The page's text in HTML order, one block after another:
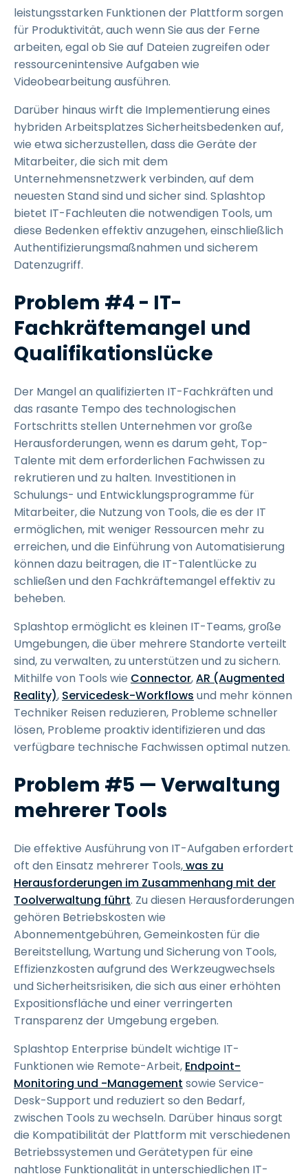
leistungsstarken Funktionen der Plattform sorgen
für Produktivität, auch wenn Sie aus der Ferne
arbeiten, egal ob Sie auf Dateien zugreifen oder
ressourcenintensive Aufgaben wie
Videobearbeitung ausführen.
Darüber hinaus wirft die Implementierung eines
hybriden Arbeitsplatzes Sicherheitsbedenken auf,
wie etwa sicherzustellen, dass die Geräte der
Mitarbeiter, die sich mit dem
Unternehmensnetzwerk verbinden, auf dem
neuesten Stand sind und sicher sind. Splashtop
bietet IT-Fachleuten die notwendigen Tools, um
diese Bedenken effektiv anzugehen, einschließlich
Authentifizierungsmaßnahmen und sicherem
Datenzugriff.
Problem #4 - IT-
Fachkräftemangel und
Qualifikationslücke
Der Mangel an qualifizierten IT-Fachkräften und
das rasante Tempo des technologischen
Fortschritts stellen Unternehmen vor große
Herausforderungen, wenn es darum geht, Top-
Talente mit dem erforderlichen Fachwissen zu
rekrutieren und zu halten. Investitionen in
Schulungs- und Entwicklungsprogramme für
Mitarbeiter, die Nutzung von Tools, die es der IT
ermöglichen, mit weniger Ressourcen mehr zu
erreichen, und die Einführung von Automatisierung
können dazu beitragen, die IT-Talentlücke zu
schließen und den Fachkräftemangel effektiv zu
beheben.
Splashtop ermöglicht es kleinen IT-Teams, große
Umgebungen, die über mehrere Standorte verteilt
sind, zu verwalten, zu unterstützen und zu sichern.
Mithilfe von Tools wie Connector,AR (Augmented
Reality), Servicedesk-Workflows und mehr können
Techniker Reisen reduzieren, Probleme schneller
lösen, Probleme proaktiv identifizieren und das
verfügbare technische Fachwissen optimal nutzen.
Problem #5 — Verwaltung
mehrerer Tools
Die effektive Ausführung von IT-Aufgaben erfordert
oft den Einsatz mehrerer Tools,was zu
Herausforderungen im Zusammenhang mit der
Toolverwaltung führt. Zu diesen Herausforderungen
gehören Betriebskosten wie
Abonnementgebühren, Gemeinkosten für die
Bereitstellung, Wartung und Sicherung von Tools,
Effizienzkosten aufgrund des Werkzeugwechsels
und Sicherheitsrisiken, die sich aus einer erhöhten
Expositionsfläche und einer verringerten
Transparenz der Umgebung ergeben.
Splashtop Enterprise bündelt wichtige IT-
Funktionen wie Remote-Arbeit, Endpoint-
Monitoring und -Management sowie Service-
Desk-Support und reduziert so den Bedarf,
zwischen Tools zu wechseln. Darüber hinaus sorgt
die Kompatibilität der Plattform mit verschiedenen
Betriebssystemen und Gerätetypen für eine
nahtlose Funktionalität in unterschiedlichen IT-